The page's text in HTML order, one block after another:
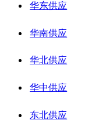
华东供应
华南供应
华北供应
华中供应
东北供应